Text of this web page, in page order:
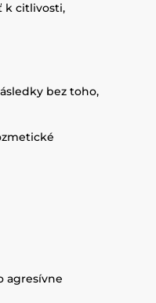
k citlivosti,
bez toho,
agresívne